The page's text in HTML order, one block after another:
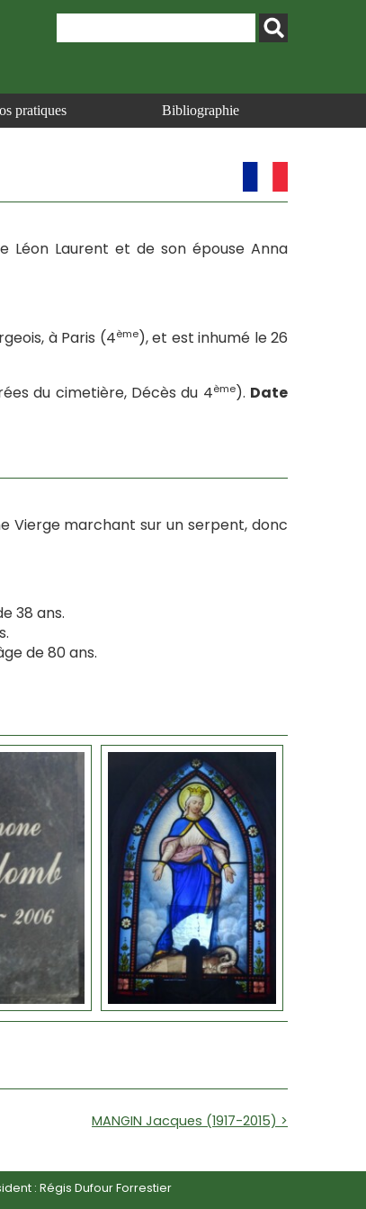
pratiques Bibliographie
Léon Laurent et de son épouse Anna
à Paris (4ème), et est inhumé le 26
du cimetière, Décès du 4ème). Date
Vierge marchant sur un serpent, donc
38 ans.
de 80 ans.
MANGIN Jacques (1917-2015) >
: Régis Dufour Forrestier